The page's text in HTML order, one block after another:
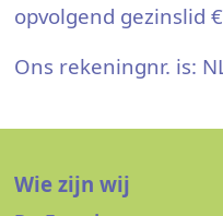
opvolgend gezinslid
Ons rekeningnr. is:
Wie zijn wij